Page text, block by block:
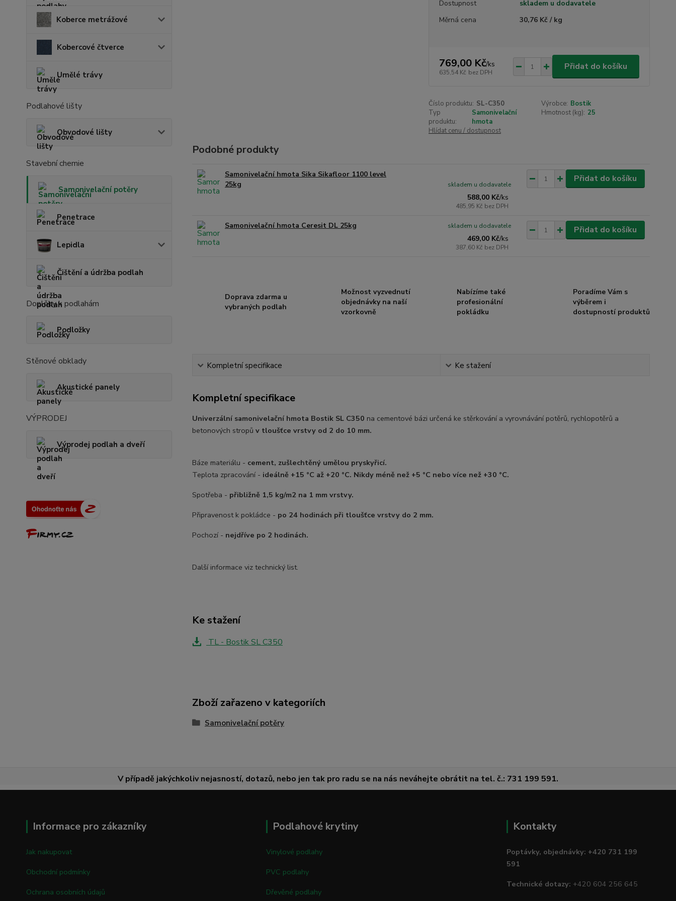
Koberce metrážové
Kobercové čtverce
Umělé trávy
Podlahové lišty
Obvodové lišty
Stavební chemie
Samonivelační potěry
Penetrace
Lepidla
Čištění a údržba podlah
Doplňky k podlahám
Podložky
Stěnové obklady
Akustické panely
VÝPRODEJ
Výprodej podlah a dveří
Dostupnost
skladem u dodavatele
Měrná cena
30,76 Kč / kg
769,00 Kč/ks
635,54 Kč bez DPH
Přidat do košíku
Číslo produktu: SL-C350 Výrobce: Bostik
Typ
produktu:
Samonivelační
hmota
Hmotnost (kg): 25
Hlídat cenu / dostupnost
Podobné produkty
Samonivelační hmota Sika Sikafloor 1100 level
25kg
588,00 Kč/ks
485,95 Kč bez DPH
skladem u dodavatele
Přidat do košíku
Samonivelační hmota Ceresit DL 25kg
469,00 Kč/ks
387,60 Kč bez DPH
skladem u dodavatele Přidat do košíku
Doprava zdarma u
vybraných podlah
Možnost vyzvednutí
objednávky na naší
vzorkovně
Nabízíme také
profesionální
pokládku
Poradíme Vám s
výběrem i
dostupností produktů
Kompletní specifikace Ke stažení
Kompletní specifikace
Univerzální samonivelační hmota Bostik SL C350 na cementové bázi určená ke stěrkování a vyrovnávání potěrů, rychlopotěrů a
betonových stropů v tloušťce vrstvy od 2 do 10 mm.
Báze materiálu - cement, zušlechtěný umělou pryskyřicí.
Teplota zpracování - ideálně +15 °C až +20 °C. Nikdy méně než +5 °C nebo více než +30 °C.
Spotřeba - přibližně 1,5 kg/m2 na 1 mm vrstvy.
Připravenost k pokládce - po 24 hodinách při tloušťce vrstvy do 2 mm.
Pochozí - nejdříve po 2 hodinách.
Další informace viz technický list.
Ke stažení
TL - Bostik SL C350
Zboží zařazeno v kategoriích
Samonivelační potěry
V případě jakýchkoliv nejasností, dotazů, nebo jen tak pro radu se na nás neváhejte obrátit na tel. č.: 731 199 591.
Informace pro zákazníky
Jak nakupovat
Obchodní podmínky
Ochrana osobních údajů
Podlahové krytiny
Vinylové podlahy
PVC podlahy
Dřevěné podlahy
Kontakty
Poptávky, objednávky: +420 731 199
591
Technické dotazy: +420 604 256 645